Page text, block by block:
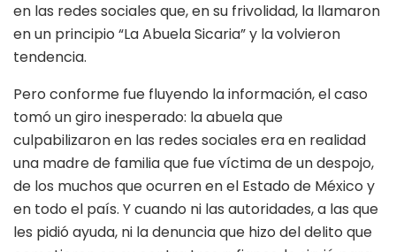
en las redes sociales que, en su frivolidad, la llamaron
en un principio “La Abuela Sicaria” y la volvieron
tendencia.
Pero conforme fue fluyendo la información, el caso
tomó un giro inesperado: la abuela que
culpabilizaron en las redes sociales era en realidad
una madre de familia que fue víctima de un despojo,
de los muchos que ocurren en el Estado de México y
en todo el país. Y cuando ni las autoridades, a las que
les pidió ayuda, ni la denuncia que hizo del delito que